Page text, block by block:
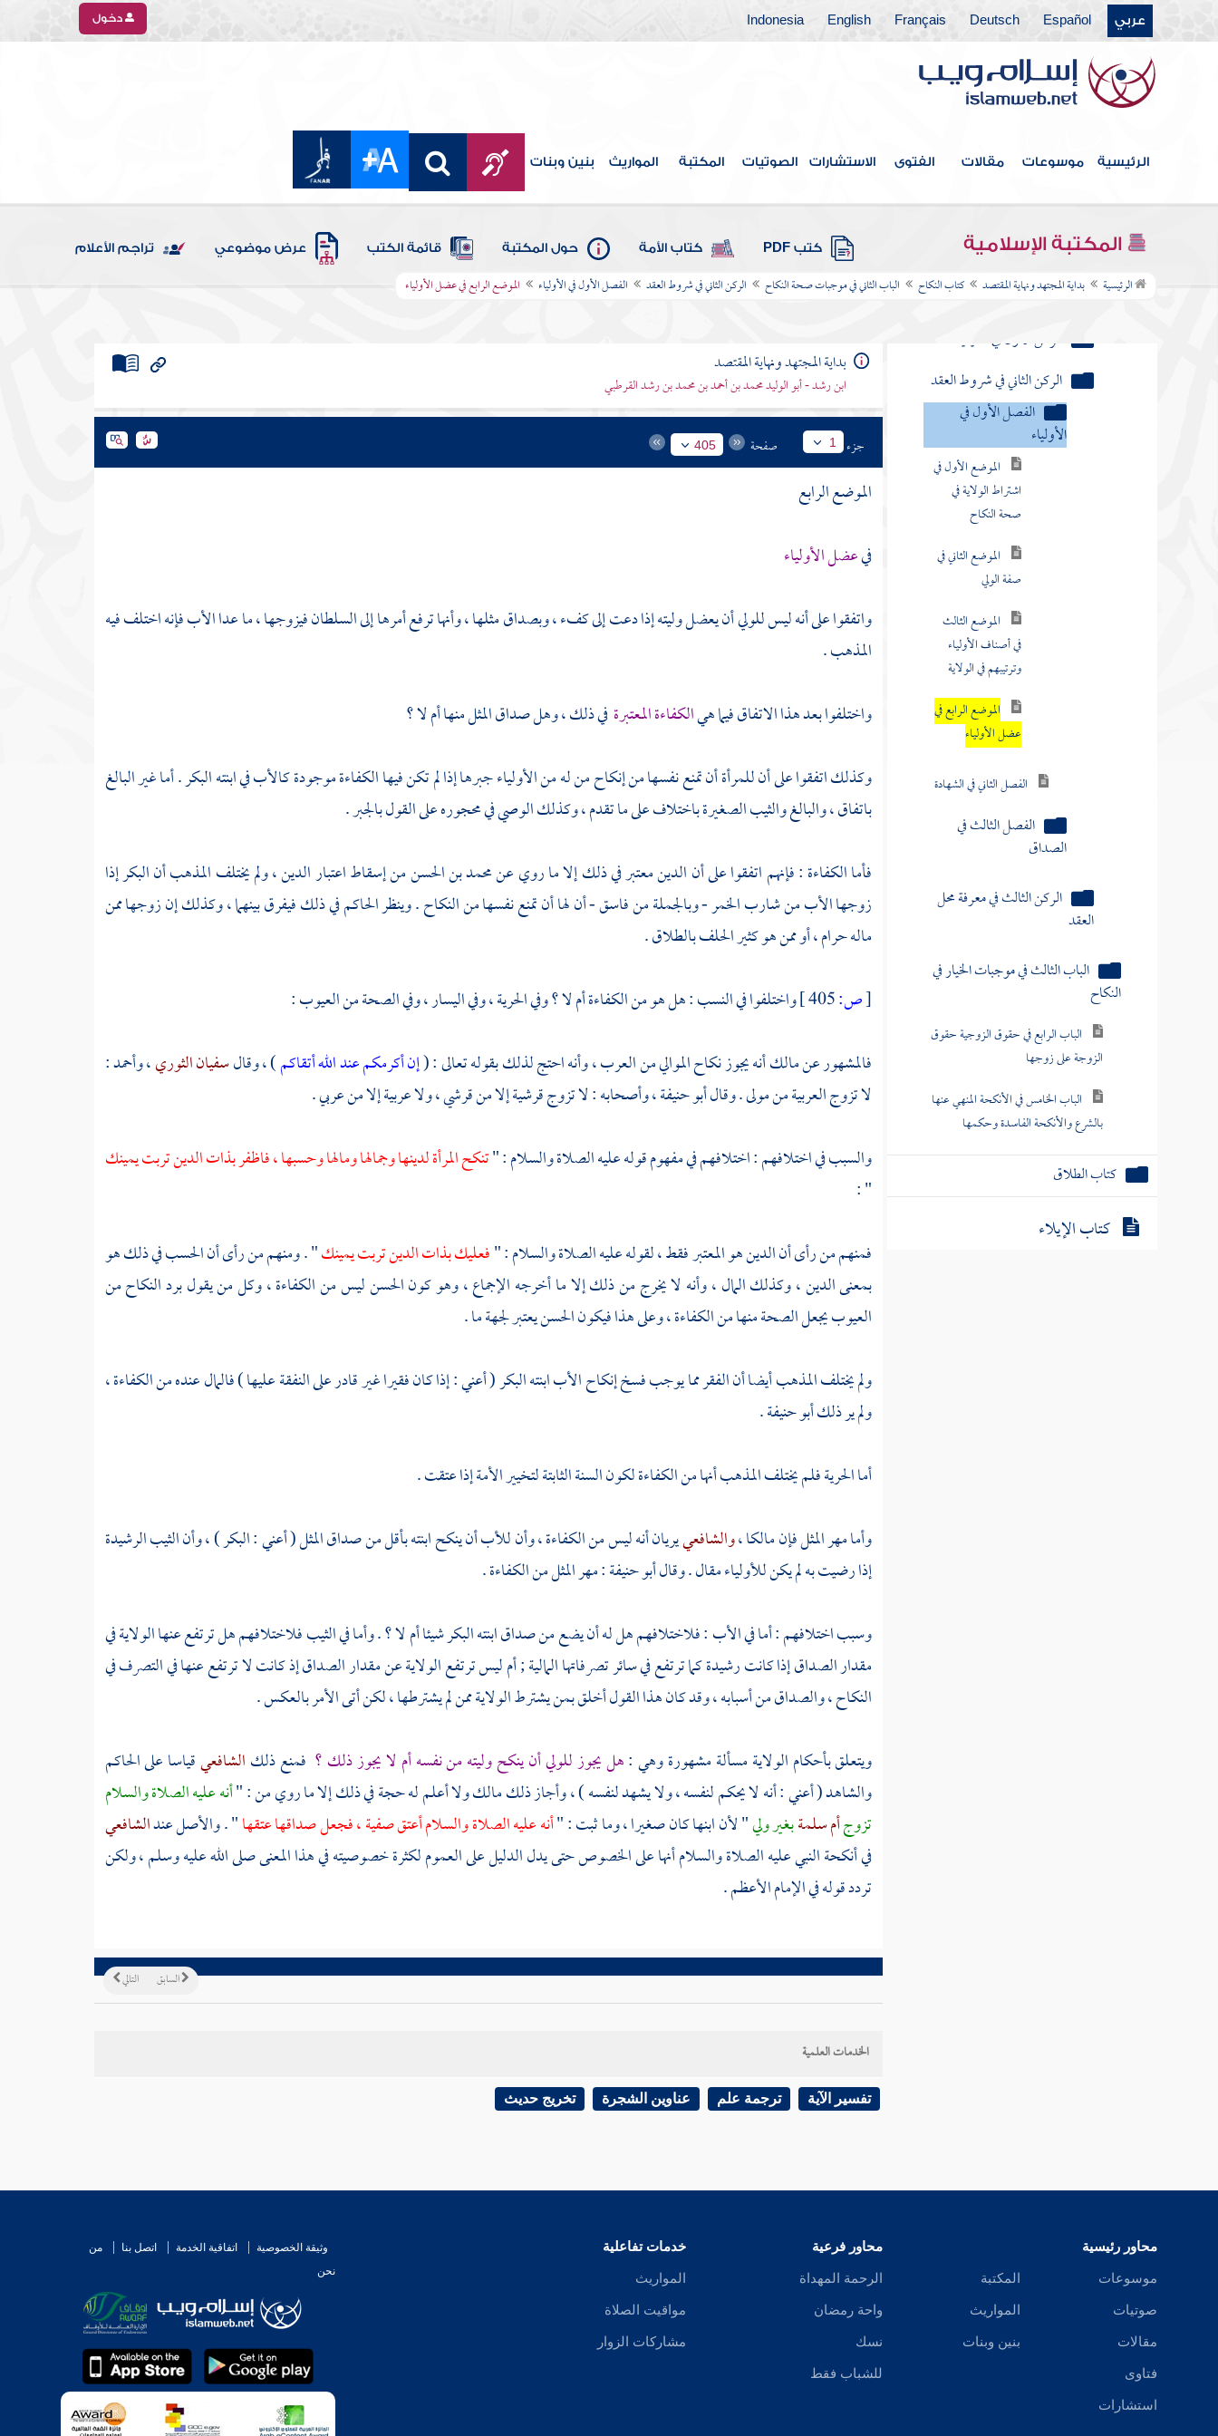
عربي Español
Deutsch
Français
English
Indonesia دخول
الرئيسية موسوعات مقالات الفتوى الاستشارات الصوتيات المكتبة المواريث بنين وبنات
المكتبة الإسلامية كتب PDF كتاب الأمة حول المكتبة قائمة الكتب عرض موضوعي تراجم الأعلام
الرئيسية بداية المجتهد ونهاية المقتصد كتاب النكاح الباب الثاني في موجبات صحة النكاح الركن الثاني في شروط العقد الفصل الأول في الأولياء الموضع الرابع في عضل الأولياء
كتاب الضحايا
كتاب الذبائح
كتاب الصيد
كتاب العقيقة
كتاب الأطعمة والأشربة
كتاب النكاح
الباب الأول في مقدمات النكاح
الركن الأول في الكيفية
الركن الثاني في شروط العقد
الفصل الأول في
الأولياء
الموضع الأول في
اشتراط الولاية في
صحة النكاح
الموضع الثاني في
صفة الولي
الموضع الثالث
في أصناف الأولياء
وترتيبهم في الولاية
الموضع الرابع في
عضل الأولياء
الفصل الثاني في الشهادة
الفصل الثالث في
الصداق
الركن الثالث في معرفة محل
العقد
الباب الثالث في موجبات الخيار في
النكاح
الباب الرابع في حقوق الزوجية حقوق
الزوجة على زوجها
الباب الخامس في الأنكحة المنهي عنها
بالشرع والأنكحة الفاسدة وحكمها
كتاب الطلاق
كتاب الإيلاء
كتاب التفليس
كتاب الصلح
كتاب الوكالة
بداية المجتهد ونهاية المقتصد
ابن رشد - أبو الوليد محمد بن أحمد بن محمد بن رشد القرطبي
جزء 1 صفحة 405
الموضع الرابع
فيعضل الأولياء
واتفقوا على أنه ليس للولي أن يعضل وليته إذا دعت إلى كفء ، وبصداق مثلها ، وأنها ترفع أمرها إلى السلطان فيزوجها ، ما عدا الأب فإنه اختلف فيه
المذهب .
واختلفوا بعد هذا الاتفاق فيما هيالكفاءة المعتبرةفي ذلك ، وهل صداق المثل منها أم لا ؟
وكذلك اتفقوا على أن للمرأة أن تمنع نفسها من إنكاح من له من الأولياء جبرها إذا لم تكن فيها الكفاءة موجودة كالأب في ابنته البكر . أما غير البالغ
باتفاق ، والبالغ والثيب الصغيرة باختلاف على ما تقدم ، وكذلك الوصي في محجوره على القول بالجبر .
فأما الكفاءة : فإنهم اتفقوا على أن الدين معتبر في ذلك إلا ما روي عنمحمد بن الحسنمن إسقاط اعتبار الدين ، ولم يختلف المذهب أن البكر إذا
زوجها الأب من شارب الخمر - وبالجملة من فاسق - أن لها أن تمنع نفسها من النكاح . وينظر الحاكم في ذلك فيفرق بينهما ، وكذلك إن زوجها ممن
ماله حرام ، أو ممن هو كثير الحلف بالطلاق .
[ص:
واختلفوا في النسب : هل هو من الكفاءة أم لا ؟ وفي الحرية ، وفي اليسار ، وفي الصحة من العيوب :
فالمشهور عنمالكأنه يجوز نكاح الموالي من العرب ، وأنه احتج لذلك بقوله تعالى : (إن أكرمكم عند الله أتقاكم) ، وقالسفيان الثوري،وأحمد:
لا تزوج العربية من مولى . وقالأبو حنيفة، وأصحابه : لا تزوج قرشية إلا من قرشي ، ولا عربية إلا من عربي .
والسبب في اختلافهم : اختلافهم في مفهوم قوله عليه الصلاة والسلام : "تنكح المرأة لدينها وجمالها ومالها وحسبها ، فاظفر بذات الدين تربت يمينك
" :
فمنهم من رأى أن الدين هو المعتبر فقط ، لقوله عليه الصلاة والسلام : "فعليك بذات الدين تربت يمينك" . ومنهم من رأى أن الحسب في ذلك هو
بمعنى الدين ، وكذلك المال ، وأنه لا يخرج من ذلك إلا ما أخرجه الإجماع ، وهو كون الحسن ليس من الكفاءة ، وكل من يقول برد النكاح من
العيوب يجعل الصحة منها من الكفاءة ، وعلى هذا فيكون الحسن يعتبر لجهة ما .
ولم يختلف المذهب أيضا أن الفقر مما يوجب فسخ إنكاح الأب ابنته البكر ( أعني : إذا كان فقيرا غير قادر على النفقة عليها ) فالمال عنده من الكفاءة ،
ولم ير ذلكأبو حنيفة.
أما الحرية فلم يختلف المذهب أنها من الكفاءة لكون السنة الثابتة لتخيير الأمة إذا عتقت .
وأما مهر المثل فإن مالكا ،والشافعييريان أنه ليس من الكفاءة ، وأن للأب أن ينكح ابنته بأقل من صداق المثل ( أعني : البكر ) ، وأن الثيب الرشيدة
إذا رضيت به لم يكن للأولياء مقال . وقالأبو حنيفة: مهر المثل من الكفاءة .
وسبب اختلافهم : أما في الأب : فلاختلافهم هل له أن يضع من صداق ابنته البكر شيئا أم لا ؟ . وأما في الثيب فلاختلافهم هل ترتفع عنها الولاية في
مقدار الصداق إذا كانت رشيدة كما ترتفع في سائر تصرفاتها المالية ; أم ليس ترتفع الولاية عن مقدار الصداق إذ كانت لا ترتفع عنها في التصرف في
النكاح ، والصداق من أسبابه ، وقد كان هذا القول أخلق بمن يشترط الولاية ممن لم يشترطها ، لكن أتى الأمر بالعكس .
ويتعلق بأحكام الولاية مسألة مشهورة وهي :هل يجوز للولي أن ينكح وليته من نفسه أم لا يجوز ذلك ؟ فمنع ذلكالشافعيقياسا على الحاكم
والشاهد ( أعني : أنه لا يحكم لنفسه ، ولا يشهد لنفسه ) ، وأجاز ذلكمالكولا أعلم له حجة في ذلك إلا ما روي من : "أنه عليه الصلاة والسلام
تزوجأم سلمةبغير ولي" لأن ابنها كان صغيرا ، وما ثبت : "أنه عليه الصلاة والسلام أعتق صفية ، فجعل صداقها عتقها" . والأصل عندالشافعي
في أنكحة النبي عليه الصلاة والسلام أنها على الخصوص حتى يدل الدليل على العموم لكثرة خصوصيته في هذا المعنى صلى الله عليه وسلم ، ولكن
تردد قوله في الإمام الأعظم .
التالي السابق
الخدمات العلمية
تفسير الآية ترجمة علم عناوين الشجرة تخريج حديث
محاور رئيسية
موسوعات
صوتيات
مقالات
فتاوى
استشارات
المكتبة
المواريث
بنين وبنات
محاور فرعية
الرحمة المهداة
واحة رمضان
نسك
للشباب فقط
خدمات تفاعلية
المواريث
مواقيت الصلاة
مشاركات الزوار
وثيقة الخصوصية اتفاقية الخدمة اتصل بنا
من
نحن